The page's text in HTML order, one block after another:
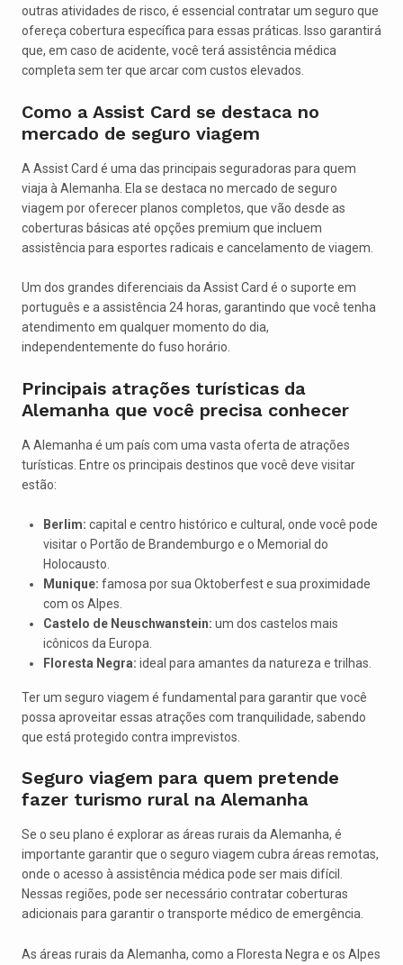
outras atividades de risco, é essencial contratar um seguro que
ofereça cobertura específica para essas práticas. Isso garantirá
que, em caso de acidente, você terá assistência médica
completa sem ter que arcar com custos elevados.
Como a Assist Card se destaca no
mercado de seguro viagem
A Assist Card é uma das principais seguradoras para quem
viaja à Alemanha. Ela se destaca no mercado de seguro
viagem por oferecer planos completos, que vão desde as
coberturas básicas até opções premium que incluem
assistência para esportes radicais e cancelamento de viagem.
Um dos grandes diferenciais da Assist Card é o suporte em
português e a assistência 24 horas, garantindo que você tenha
atendimento em qualquer momento do dia,
independentemente do fuso horário.
Principais atrações turísticas da
Alemanha que você precisa conhecer
A Alemanha é um país com uma vasta oferta de atrações
turísticas. Entre os principais destinos que você deve visitar
estão:
Berlim: capital e centro histórico e cultural, onde você pode
visitar o Portão de Brandemburgo e o Memorial do
Holocausto.
Munique: famosa por sua Oktoberfest e sua proximidade
com os Alpes.
Castelo de Neuschwanstein: um dos castelos mais
icônicos da Europa.
Floresta Negra: ideal para amantes da natureza e trilhas.
Ter um seguro viagem é fundamental para garantir que você
possa aproveitar essas atrações com tranquilidade, sabendo
que está protegido contra imprevistos.
Seguro viagem para quem pretende
fazer turismo rural na Alemanha
Se o seu plano é explorar as áreas rurais da Alemanha, é
importante garantir que o seguro viagem cubra áreas remotas,
onde o acesso à assistência médica pode ser mais difícil.
Nessas regiões, pode ser necessário contratar coberturas
adicionais para garantir o transporte médico de emergência.
As áreas rurais da Alemanha, como a Floresta Negra e os Alpes